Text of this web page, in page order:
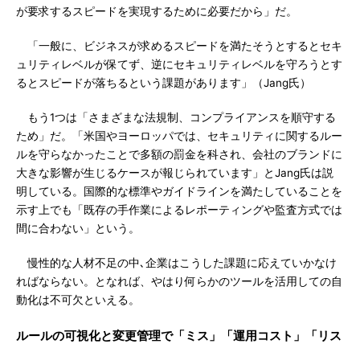
が要求するスピードを実現するために必要だから」だ。
「一般に、ビジネスが求めるスピードを満たそうとするとセキ
ュリティレベルが保てず、逆にセキュリティレベルを守ろうとす
るとスピードが落ちるという課題があります」（Jang氏）
もう1つは「さまざまな法規制、コンプライアンスを順守する
ため」だ。「米国やヨーロッパでは、セキュリティに関するルー
ルを守らなかったことで多額の罰金を科され、会社のブランドに
大きな影響が生じるケースが報じられています」とJang氏は説
明している。国際的な標準やガイドラインを満たしていることを
示す上でも「既存の手作業によるレポーティングや監査方式では
間に合わない」という。
慢性的な人材不足の中､企業はこうした課題に応えていかなけ
ればならない。となれば、やはり何らかのツールを活用しての自
動化は不可欠といえる。
ルールの可視化と変更管理で「ミス」「運用コスト」「リス